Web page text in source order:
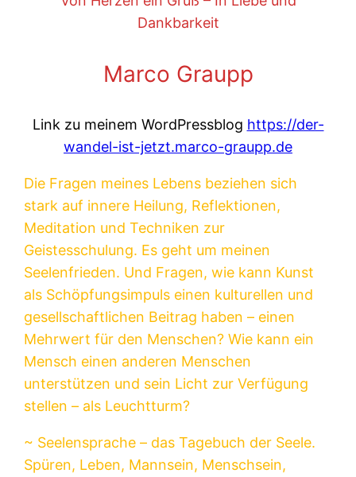
Dankbarkeit
Marco Graupp
Link zu meinem WordPressblog https://der-
wandel-ist-jetzt.marco-graupp.de
Die Fragen meines Lebens beziehen sich
stark auf innere Heilung, Reflektionen,
Meditation und Techniken zur
Geistesschulung. Es geht um meinen
Seelenfrieden. Und Fragen, wie kann Kunst
als Schöpfungsimpuls einen kulturellen und
gesellschaftlichen Beitrag haben – einen
Mehrwert für den Menschen? Wie kann ein
Mensch einen anderen Menschen
unterstützen und sein Licht zur Verfügung
stellen – als Leuchtturm?
~ Seelensprache – das Tagebuch der Seele.
Spüren, Leben, Mannsein, Menschsein,